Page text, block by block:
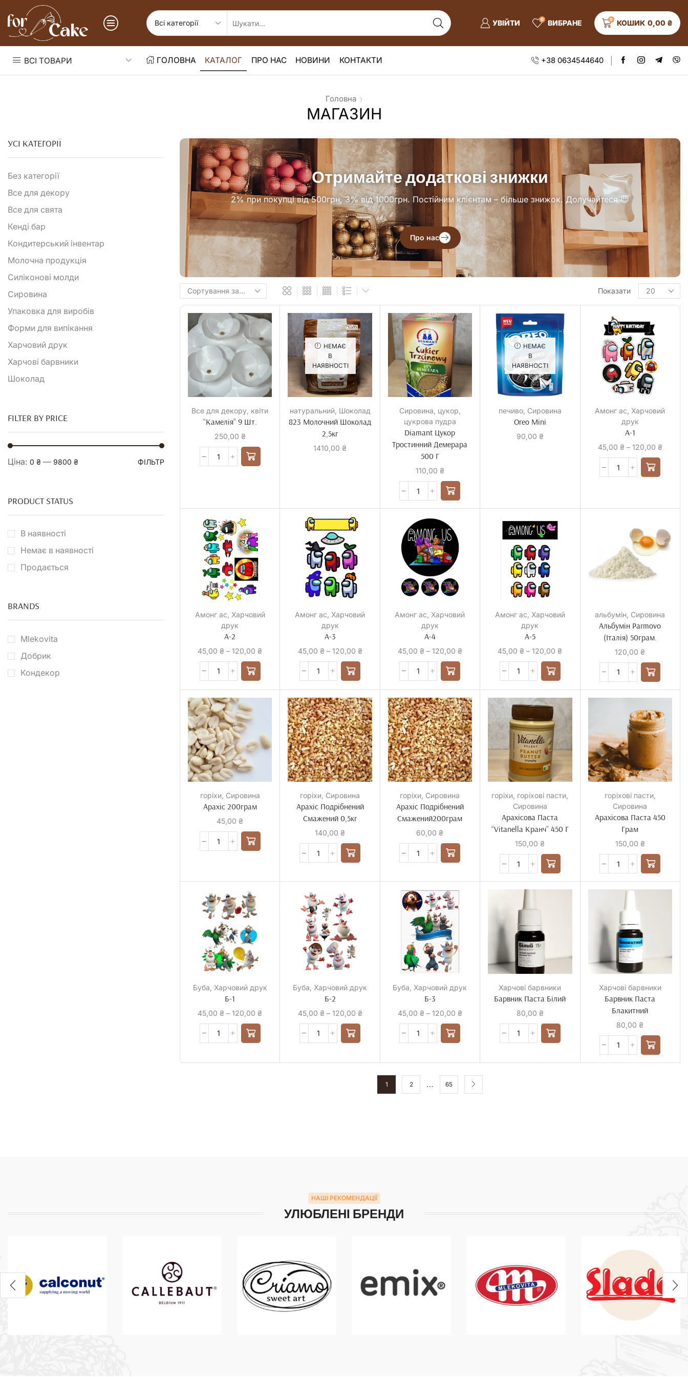
УВІЙТИ 0 ВИБРАНЕ 0 КОШИК 0,00 ₴
ВСІ ТОВАРИ ГОЛОВНА КАТАЛОГ ПРО НАС НОВИНИ КОНТАКТИ +38 0634544640
Головна
МАГАЗИН
Отримайте додаткові знижки
2% при покупці від 500грн, 3% від 1000грн. Постійним клієнтам – більше знижок. Долучайтеся 😉
Про нас
Показати
Все для декору, квіти
“Камелія” 9 Шт.
250,00 ₴
НЕМАЄ
В
НАЯВНОСТІ
натуральний, Шоколад
823 Молочний Шоколад
2,5кг
1410,00 ₴
Сировина, цукор,
цукрова пудра
Diamant Цукор
Тростинний Демерара
500 Г
110,00 ₴
НЕМАЄ
В
НАЯВНОСТІ
печиво, Сировина
Oreo Mini
90,00 ₴
Амонг ас,Харчовий
друк
А-1
45,00 ₴ – 120,00 ₴
Амонг ас Харчовий
друк
А-2
45,00 ₴ – 120,00 ₴
Амонг ас Харчовий
друк
А-3
45,00 ₴ – 120,00 ₴
Амонг ас Харчовий
друк
А-4
45,00 ₴ – 120,00 ₴
Амонг ас Харчовий
друк
А-5
45,00 ₴ – 120,00 ₴
альбумін Сировина
Альбумін Parmovo
(Італія) 50грам.
120,00 ₴
горіхи, Сировина
Арахіс 200грам
45,00 ₴
горіхи Сировина
Арахіс Подрібнений
Смажений 0,5кг
140,00 ₴
горіхи Сировина
Арахіс Подрібнений
Смажений200грам
60,00 ₴
горіхи горіхові пасти
Сировина
Арахісова Паста
“Vitanella Кранч” 450 Г
150,00 ₴
горіхові пасти,
Сировина
Арахісова Паста 450
Грам
150,00 ₴
Буба Харчовий друк
Б-1
45,00 ₴ – 120,00 ₴
Буба Харчовий друк
Б-2
45,00 ₴ – 120,00 ₴
Буба Харчовий друк
Б-3
45,00 ₴ – 120,00 ₴
Харчові барвники
Барвник Паста Білий
80,00 ₴
Харчові барвники
Барвник Паста
Блакитний
80,00 ₴
1 2 … 65
УСІ КАТЕГОРІЇ
Без категорії
Все для декору
Все для свята
Кенді бар
Кондитерський інвентар
Молочна продукція
Силіконові молди
Сировина
Упаковка для виробів
Форми для випікання
Харчовий друк
Харчові барвники
Шоколад
FILTER BY PRICE
ФІЛЬТР
Ціна: 0 ₴ — 9800 ₴
PRODUCT STATUS
В наявності
Немає в наявності
Продається
BRANDS
Mlekovita
Добрик
Кондекор
НАШІ РЕКОМЕНДАЦІЇ
УЛЮБЛЕНІ БРЕНДИ